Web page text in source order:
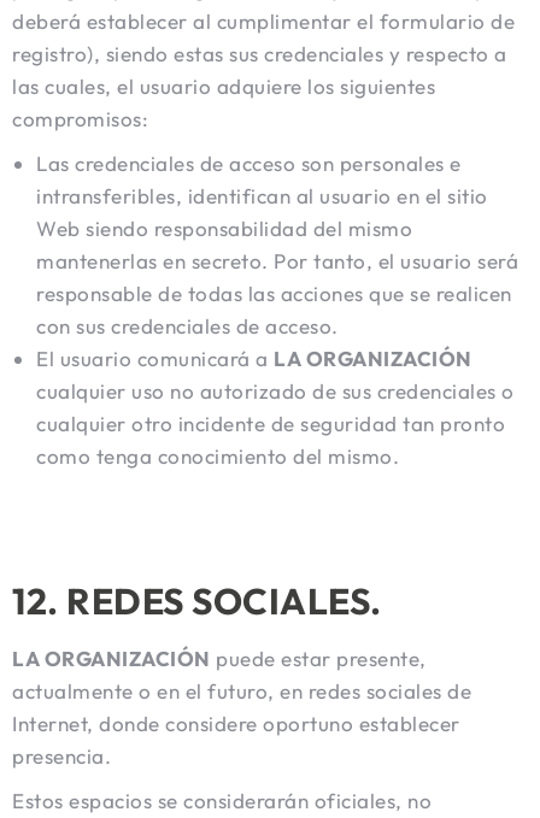
deberá establecer al cumplimentar el formulario de
registro), siendo estas sus credenciales y respecto a
las cuales, el usuario adquiere los siguientes
compromisos:
Las credenciales de acceso son personales e
intransferibles, identifican al usuario en el sitio
Web siendo responsabilidad del mismo
mantenerlas en secreto. Por tanto, el usuario será
responsable de todas las acciones que se realicen
con sus credenciales de acceso.
El usuario comunicará a LA ORGANIZACIÓN
cualquier uso no autorizado de sus credenciales o
cualquier otro incidente de seguridad tan pronto
como tenga conocimiento del mismo.
12. REDES SOCIALES.
LA ORGANIZACIÓN puede estar presente,
actualmente o en el futuro, en redes sociales de
Internet, donde considere oportuno establecer
presencia.
Estos espacios se considerarán oficiales, no